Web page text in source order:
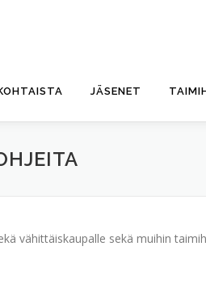
JÄSENET
vähittäiskaupalle sekä muihin